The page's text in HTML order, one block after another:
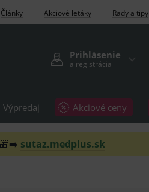
Články Akciové letáky Rady a tipy
Prihlásenie
a registrácia
Výpredaj Akciové ceny
sutaz.medplus.sk